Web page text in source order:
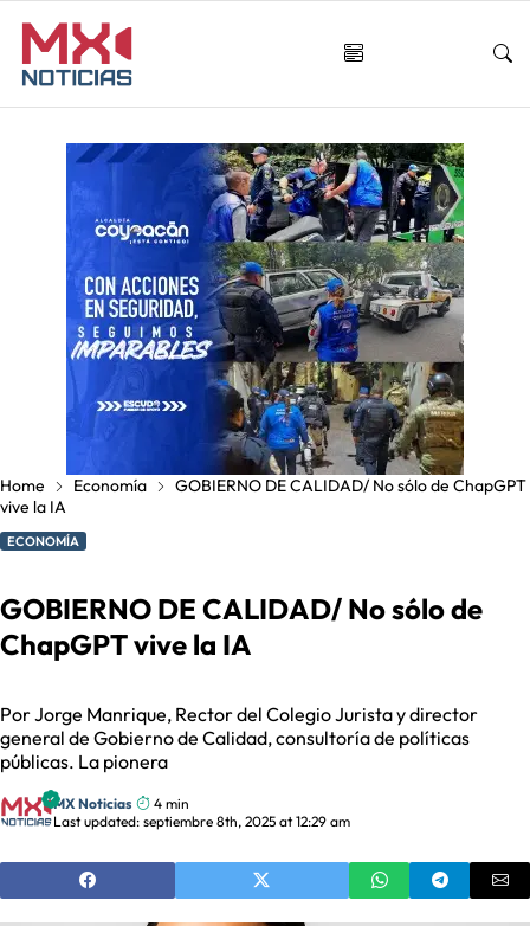
Home Economía
GOBIERNO DE CALIDAD/ No sólo de ChapGPT
vive la IA
ECONOMÍA
GOBIERNO DE CALIDAD/ No sólo de
ChapGPT vive la IA
Por Jorge Manrique, Rector del Colegio Jurista y director
general de Gobierno de Calidad, consultoría de políticas
públicas. La pionera
MX Noticias
4 min
Last updated: septiembre 8th, 2025 at 12:29 am